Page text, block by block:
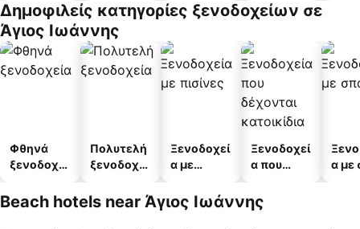
α
Δημοφιλείς κατηγορίες ξενοδοχείων σε
Άγιος Ιωάννης
Φθηνά
ξενοδοχεί
Πολυτελή
ξενοδοχεί
Ξενοδοχεί
α με
Ξενοδοχεί
α που
κατοικίδι
α
α με
Beach hotels near Άγιος Ιωάννης